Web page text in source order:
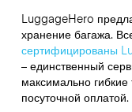
LuggageHero
хранение багажа.
сертифицированы
– единственный
максимально
посуточной оплатой.